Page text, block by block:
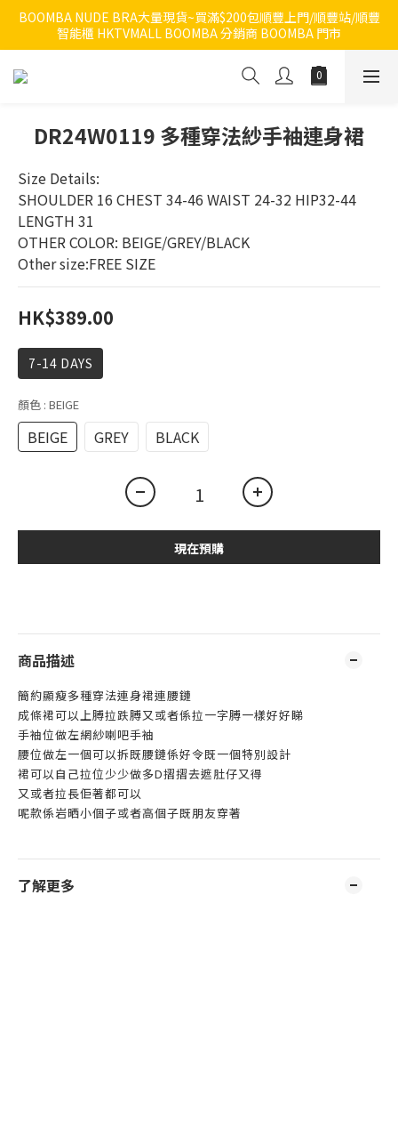
BOOMBA NUDE BRA大量現貨~買滿$200包順豐上門/順豐站/順豐
智能櫃 HKTVMALL BOOMBA 分銷商 BOOMBA 門市
DR24W0119 多種穿法紗手袖連身裙
Size Details:
SHOULDER 16 CHEST 34-46 WAIST 24-32 HIP32-44
LENGTH 31
OTHER COLOR: BEIGE/GREY/BLACK
Other size:FREE SIZE
HK$389.00
7-14 DAYS
顏色 : BEIGE
BEIGE GREY BLACK
現在預購
商品描述
簡約顯瘦多種穿法連身裙連腰鏈
成條裙可以上膊拉跌膊又或者係拉一字膊一樣好好睇
手袖位做左網紗喇吧手袖
腰位做左一個可以拆既腰鏈係好令既一個特別設計
裙可以自己拉位少少做多D摺摺去遮肚仔又得
又或者拉長佢著都可以
呢款係岩晒小個子或者高個子既朋友穿著
了解更多